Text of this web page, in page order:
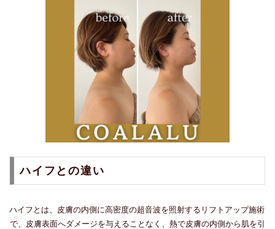
ハイフとの違い
ハイフとは、皮膚の内側に高密度の超音波を照射するリフトアップ施術
で、皮膚表面へダメージを与えることなく、熱で皮膚の内側から肌を引